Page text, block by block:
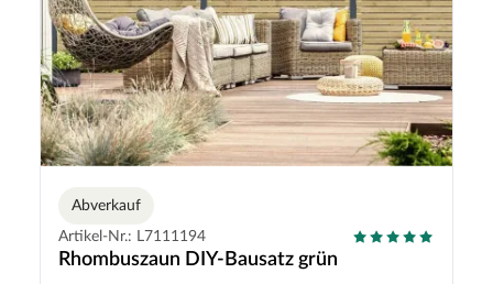
Abverkauf
Artikel-Nr.: L7111194
Rhombuszaun DIY-Bausatz grün